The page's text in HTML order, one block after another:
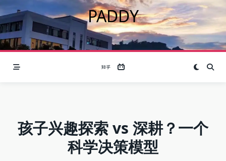
PADDY
孩子兴趣探索 vs 深耕？一个
科学决策模型